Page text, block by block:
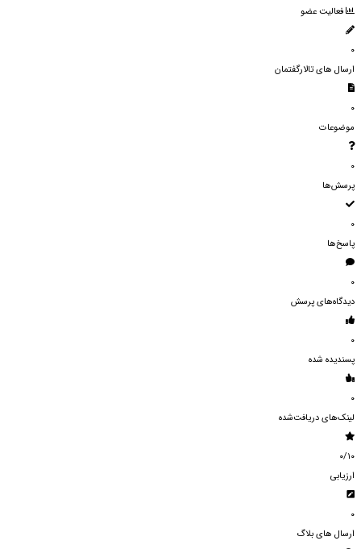
فعالیت عضو
۰
ارسال های تالارگفتمان
۰
موضوعات
۰
پرسش‌ها
۰
پاسخ‌ها
۰
دیدگاه‌های پرسش
۰
پسندیده شده
۰
لینک‌های دریافت‌شده
۰/۱۰
ارزیابی
۰
ارسال های بلاگ